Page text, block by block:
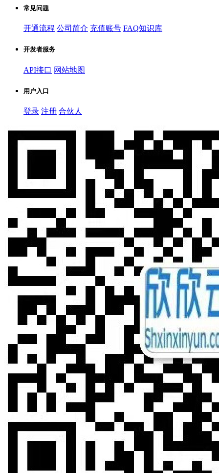
常见问题
开通流程 公司简介 充值账号 FAQ知识库
开发者服务
API接口 网站地图
用户入口
登录 注册 合伙人